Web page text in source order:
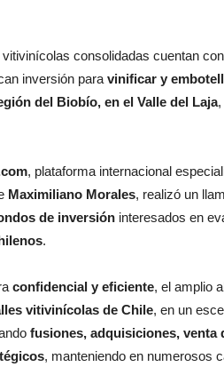
consolidadas cuentan con
inversión para vinificar y
del Biobío, en el Valle del Laja,
, plataforma internacional
Maximiliano Morales, realizó un
de inversión interesados en
.
confidencial y eficiente, el amplio
vitivinícolas de Chile, en un
fusiones, adquisiciones,
, manteniendo en numerosos